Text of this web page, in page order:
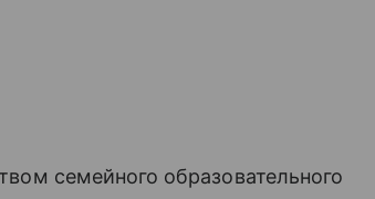
семейного образовательного